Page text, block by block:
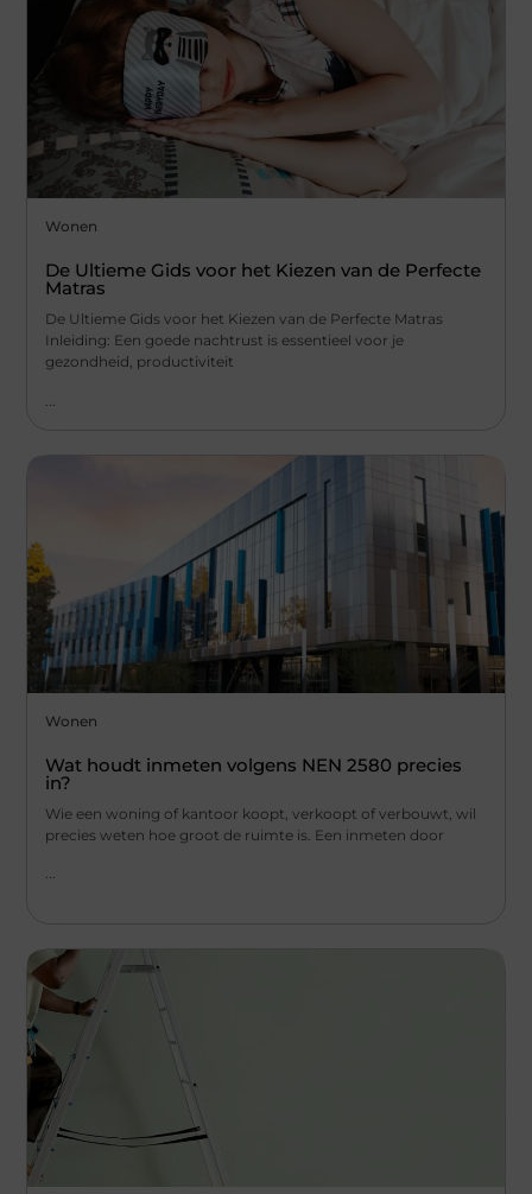
Wonen
De Ultieme Gids voor het Kiezen van de Perfecte
Matras
De Ultieme Gids voor het Kiezen van de Perfecte Matras
Inleiding: Een goede nachtrust is essentieel voor je
gezondheid, productiviteit
Wonen
Wat houdt inmeten volgens NEN 2580 precies
in?
Wie een woning of kantoor koopt, verkoopt of verbouwt, wil
precies weten hoe groot de ruimte is. Een inmeten door